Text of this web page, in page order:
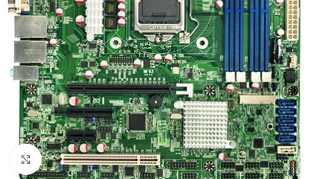
Click to enlarge